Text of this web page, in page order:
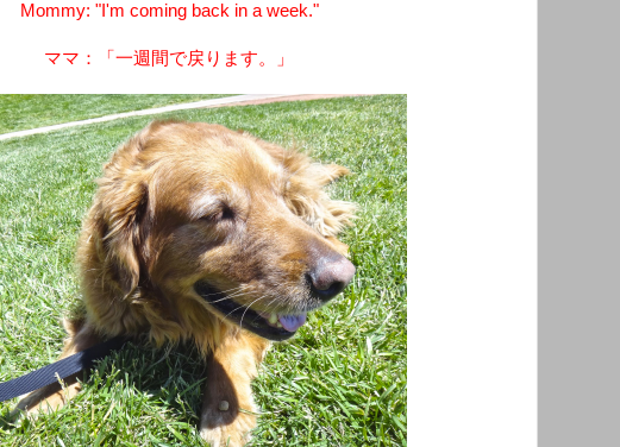
Mommy: "I'm coming back in a week."
ママ：「一週間で戻ります。」